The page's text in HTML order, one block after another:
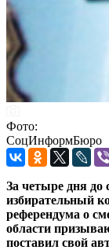
Фото:
СоцИнформБюро
За четыре дня до
избирательный
референдума о
области
поставил свой